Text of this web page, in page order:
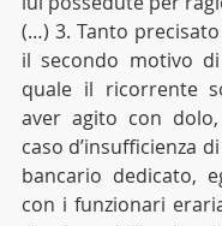
(…) 3. Tanto
il secondo motivo
quale il ricorrente
aver agito con
caso d’insufficienza
bancario dedicato,
con i funzionari